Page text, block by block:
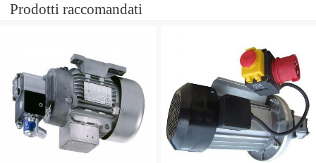
Prodotti raccomandati